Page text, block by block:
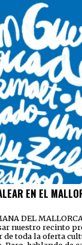
EN EL
DEL
nuestro recinto
toda la oferta